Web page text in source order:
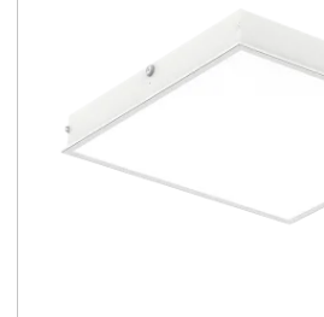
Comparer les